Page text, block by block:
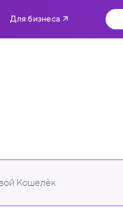
Для бизнеса
Кошелёк